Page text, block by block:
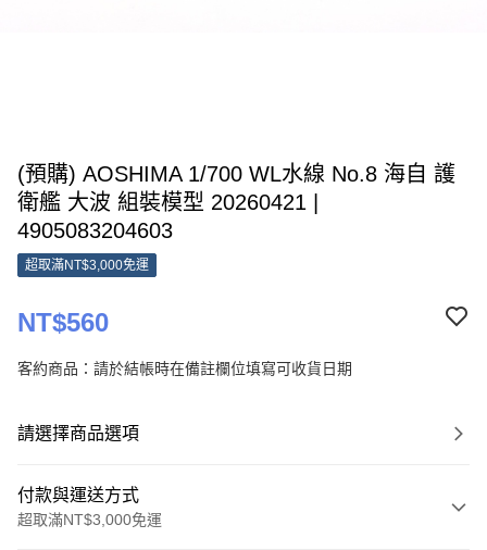
(預購) AOSHIMA 1/700 WL水線 No.8 海自 護
衛艦 大波 組裝模型 20260421 |
4905083204603
超取滿NT$3,000免運
NT$560
客約商品：請於結帳時在備註欄位填寫可收貨日期
請選擇商品選項
付款與運送方式
超取滿NT$3,000免運